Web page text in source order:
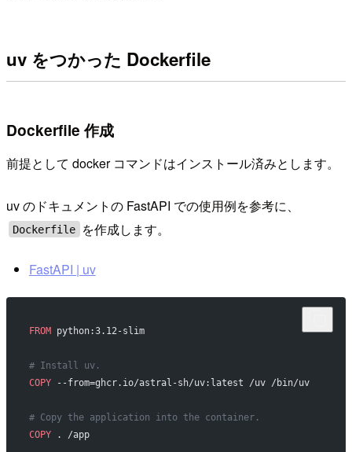
uv をつかった Dockerfile
Dockerfile 作成
前提として docker コマンドはインストール済みとします。
uv のドキュメントの FastAPI での使用例を参考に、
Dockerfile を作成します。
FastAPI | uv
FROM python:3.12-slim
# Install uv.
COPY --from=ghcr.io/astral-sh/uv:latest /uv /bin/uv
# Copy the application into the container.
COPY . /app